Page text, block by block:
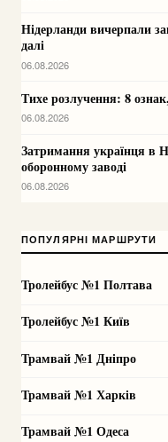
Нідерланди вичерпали
далі
06.08.2026
Тихе розлучення: 8
06.08.2026
Затримання українця в
оборонному заводі
06.08.2026
ПОПУЛЯРНІ МАРШРУТИ
Тролейбус №1 Полтава
Тролейбус №1 Київ
Трамвай №1 Дніпро
Трамвай №1 Харків
Трамвай №1 Одеса